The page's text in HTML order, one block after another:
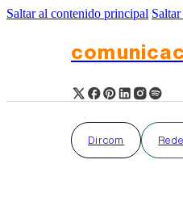
Saltar al contenido principal
Dircom